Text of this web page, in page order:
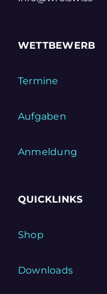
WETTBEWERB
Termine
Aufgaben
Anmeldung
QUICKLINKS
Shop
Downloads